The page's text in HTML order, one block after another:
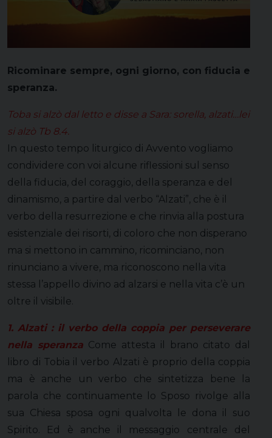
Ricominare sempre, ogni giorno, con fiducia e
speranza.
Toba si alzò dal letto e disse a Sara: sorella, alzati…lei
si alzò Tb 8.4.
In questo tempo liturgico di Avvento vogliamo
condividere con voi alcune riflessioni sul senso
della fiducia, del coraggio, della speranza e del
dinamismo, a partire dal verbo “Alzati”, che è il
verbo della resurrezione e che rinvia alla postura
esistenziale dei risorti, di coloro che non disperano
ma si mettono in cammino, ricominciano, non
rinunciano a vivere, ma riconoscono nella vita
stessa l’appello divino ad alzarsi e nella vita c’è un
oltre il visibile.
1. Alzati : il verbo della coppia per perseverare
nella speranza Come attesta il brano citato dal
libro di Tobia il verbo Alzati è proprio della coppia
ma è anche un verbo che sintetizza bene la
parola che continuamente lo Sposo rivolge alla
sua Chiesa sposa ogni qualvolta le dona il suo
Spirito. Ed è anche il messaggio centrale del